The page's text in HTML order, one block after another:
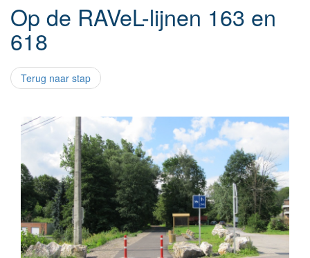
Op de RAVeL-lijnen 163 en
618
Terug naar stap